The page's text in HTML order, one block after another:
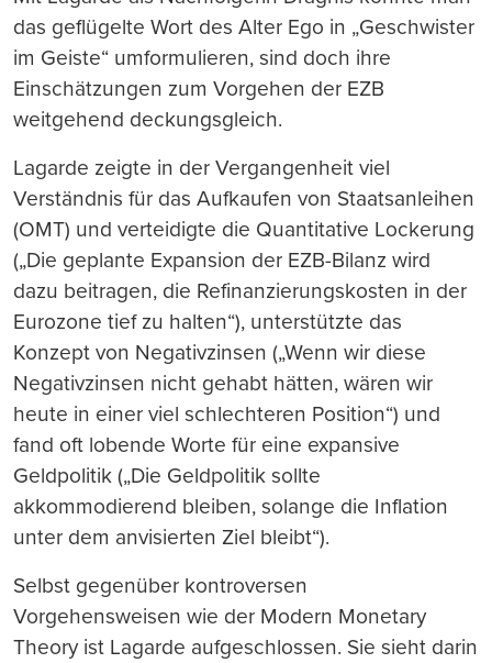
das geflügelte Wort des Alter Ego in „Geschwister
im Geiste“ umformulieren, sind doch ihre
Einschätzungen zum Vorgehen der EZB
weitgehend deckungsgleich.
Lagarde zeigte in der Vergangenheit viel
Verständnis für das Aufkaufen von Staatsanleihen
(OMT) und verteidigte die Quantitative Lockerung
(„Die geplante Expansion der EZB-Bilanz wird
dazu beitragen, die Refinanzierungskosten in der
Eurozone tief zu halten“), unterstützte das
Konzept von Negativzinsen („Wenn wir diese
Negativzinsen nicht gehabt hätten, wären wir
heute in einer viel schlechteren Position“) und
fand oft lobende Worte für eine expansive
Geldpolitik („Die Geldpolitik sollte
akkommodierend bleiben, solange die Inflation
unter dem anvisierten Ziel bleibt“).
Selbst gegenüber kontroversen
Vorgehensweisen wie der Modern Monetary
Theory ist Lagarde aufgeschlossen. Sie sieht darin